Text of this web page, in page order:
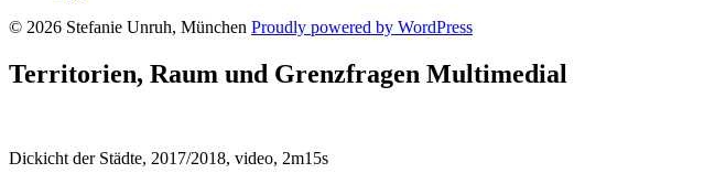
© 2026 Stefanie Unruh, München Proudly powered by WordPress
Territorien, Raum und Grenzfragen Multimedial
Dickicht der Städte, 2017/2018, video, 2m15s